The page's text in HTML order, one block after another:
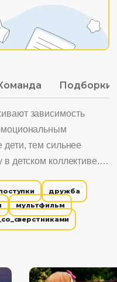
Подборки
зависимость
тем сильнее
детском коллективе.
нормы и правила
обратить
когда сильный
агрессивные
дружба
мультфильм